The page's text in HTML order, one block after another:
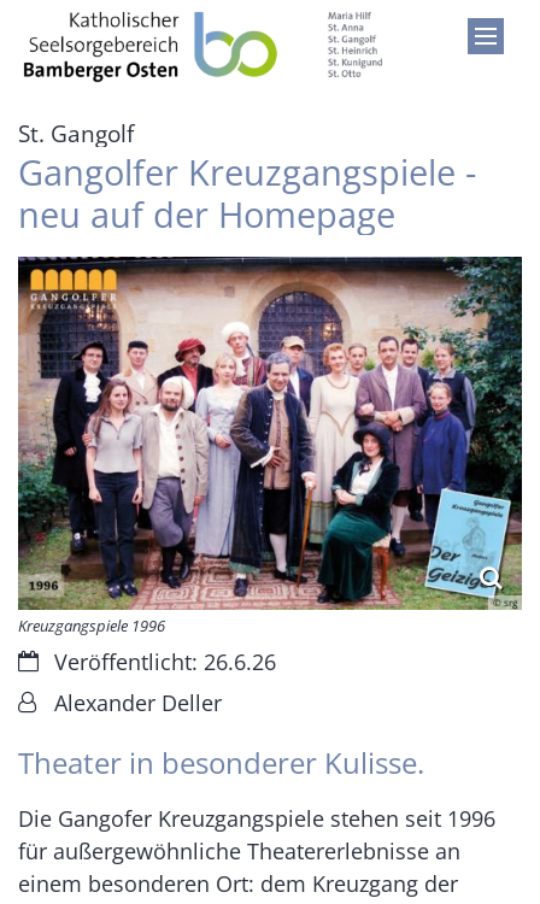
Zum Inhalt springen
St. Gangolf:
Gangolfer Kreuzgangspiele -
neu auf der Homepage
© srg
Kreuzgangspiele 1996
Datum:Veröffentlicht: 26.6.26
Von:Alexander Deller
Theater in besonderer Kulisse.
Die Gangofer Kreuzgangspiele stehen seit 1996
für außergewöhnliche Theatererlebnisse an
einem besonderen Ort: dem Kreuzgang der